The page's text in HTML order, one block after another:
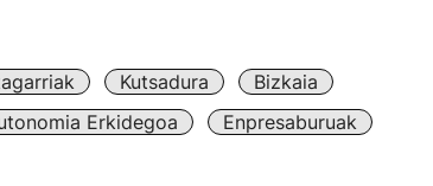
Kutsadura
Bizkaia
Erkidegoa
Enpresaburuak